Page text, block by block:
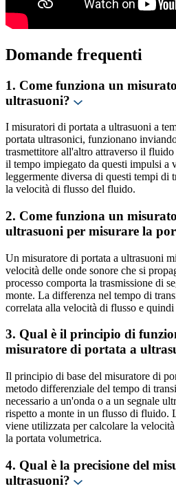
Domande frequenti
1. Come funziona un
ultrasuoni?
I misuratori di portata a ultrasuoni a
portata ultrasonici, funzionano
trasmettitore all'altro attraverso il
il tempo impiegato da questi impulsi a
leggermente diversa di questi tempi di
la velocità di flusso del fluido.
2. Come funziona un
ultrasuoni per misurare la
Un misuratore di portata a ultrasuoni
velocità delle onde sonore che si
processo comporta la trasmissione di
monte. La differenza nel tempo di
correlata alla velocità di flusso e quindi
3. Qual è il principio di
misuratore di portata a
Il principio di base del misuratore di
metodo differenziale del tempo di
necessario a un'onda o a un segnale
rispetto a monte in un flusso di fluido.
viene utilizzata per calcolare la
la portata volumetrica.
4. Qual è la precisione del
ultrasuoni?